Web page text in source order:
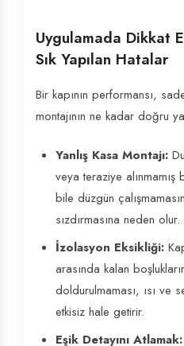
Uygulamada Dikkat
Sık Yapılan Hatalar
Bir kapının performansı,
montajının ne kadar doğru
Yanlış Kasa Montajı:
veya teraziye alınmamış
bile düzgün
sızdırmasına neden olur.
İzolasyon Eksikliği:
arasında kalan
doldurulmaması, ısı ve
etkisiz hale getirir.
Eşik Detayını Atlamak: